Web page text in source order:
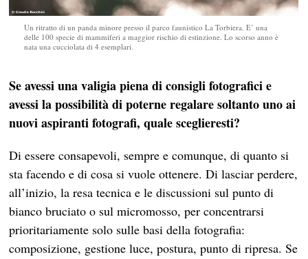
Un ritratto di un panda minore presso il parco faunistico La Torbiera. E’ una
delle 100 specie di mammiferi a maggior rischio di estinzione. Lo scorso anno è
nata una cucciolata di 4 esemplari.
Se avessi una valigia piena di consigli fotografici e
avessi la possibilità di poterne regalare soltanto uno ai
nuovi aspiranti fotografi, quale sceglieresti?
Di essere consapevoli, sempre e comunque, di quanto si
sta facendo e di cosa si vuole ottenere. Di lasciar perdere,
all’inizio, la resa tecnica e le discussioni sul punto di
bianco bruciato o sul micromosso, per concentrarsi
prioritariamente solo sulle basi della fotografia:
composizione, gestione luce, postura, punto di ripresa. Se